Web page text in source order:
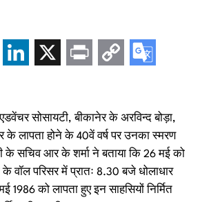
एडवेंचर सोसायटी, बीकानेर के अरविन्द बोड़ा,
के लापता होने के 40वें वर्ष पर उनका स्मरण
के सचिव आर के शर्मा ने बताया कि 26 मई को
वॉल परिसर में प्रातः 8.30 बजे धोलाधार
1986 को लापता हुए इन साहसियों निर्मित